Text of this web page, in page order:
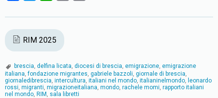
c
b
o
k
i
t
r
a
s
p
p
a
i
RIM 2025
brescia, delfina licata, diocesi di brescia, emigrazione, emigrazione
italiana,fondazione migrantes, gabriele bazzoli, giornale di brescia,
giornaledibrescia, intercultura, italiani nel mondo, italianinelmondo, leonardo
rossi, migranti, migrazioneitaliana, mondo, rachele momi, rapporto italiani
nel mondo, RIM , sala libretti